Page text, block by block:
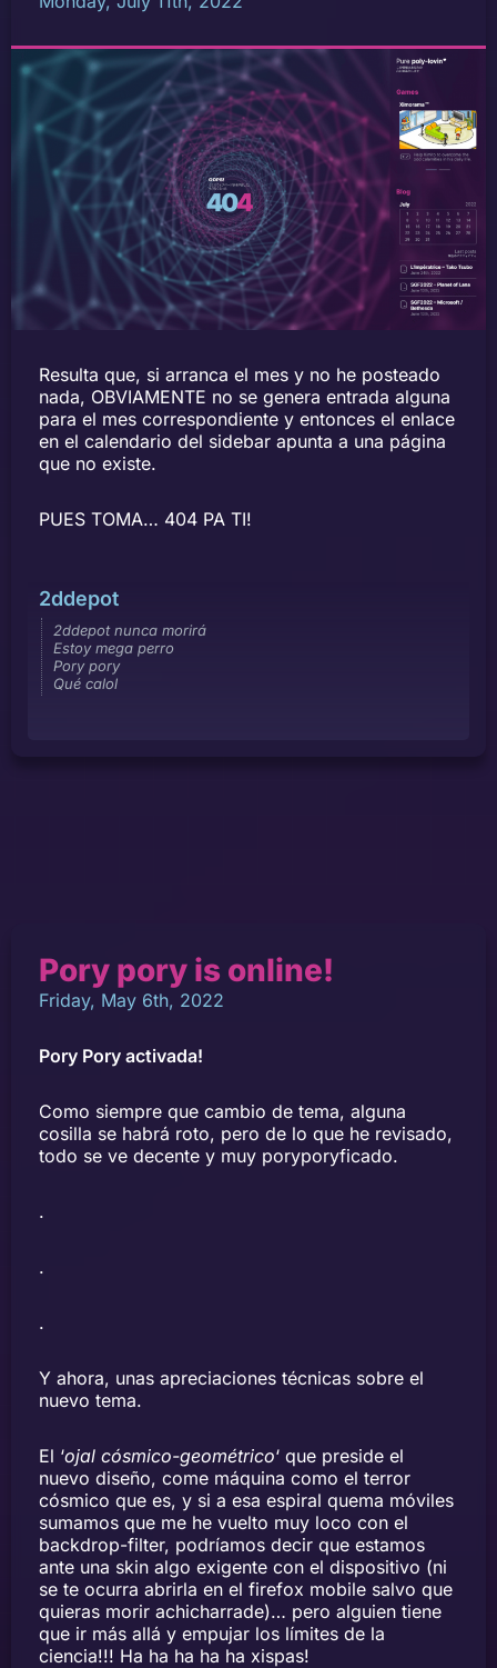
Resulta que, si arranca el mes y no he posteado
nada, OBVIAMENTE no se genera entrada alguna
para el mes correspondiente y entonces el enlace
en el calendario del sidebar apunta a una página
que no existe.
PUES TOMA… 404 PA TI!
2ddepot
2ddepot nunca morirá
Estoy mega perro
Pory pory
Qué calol
Pory pory is online!
Friday, May 6th, 2022
Pory Pory activada!
Como siempre que cambio de tema, alguna
cosilla se habrá roto, pero de lo que he revisado,
todo se ve decente y muy poryporyficado.
.
.
.
Y ahora, unas apreciaciones técnicas sobre el
nuevo tema.
El ‘ojal cósmico-geométrico‘ que preside el
nuevo diseño, come máquina como el terror
cósmico que es, y si a esa espiral quema móviles
sumamos que me he vuelto muy loco con el
backdrop-filter, podríamos decir que estamos
ante una skin algo exigente con el dispositivo (ni
se te ocurra abrirla en el firefox mobile salvo que
quieras morir achicharrade)… pero alguien tiene
que ir más allá y empujar los límites de la
ciencia!!! Ha ha ha ha ha xispas!